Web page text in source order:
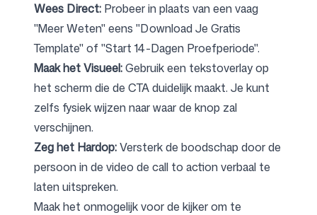
Wees Direct: Probeer in plaats van een vaag
"Meer Weten" eens "Download Je Gratis
Template" of "Start 14-Dagen Proefperiode".
Maak het Visueel:Gebruik een tekstoverlay op
het scherm die de CTA duidelijk maakt. Je kunt
zelfs fysiek wijzen naar waar de knop zal
verschijnen.
Zeg het Hardop:Versterk de boodschap door de
persoon in de video de call to action verbaal te
laten uitspreken.
Maak het onmogelijk voor de kijker om te